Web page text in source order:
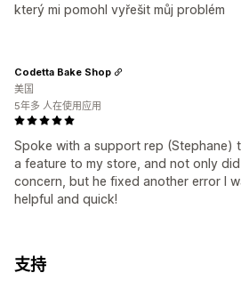
který mi pomohl vyřešit můj problém
Spoke with a support rep (Stephane)
a feature to my store, and not only
concern, but he fixed another error I
helpful and quick!
Codetta Bake Shop
美国
5年多 人在使用应用
支持